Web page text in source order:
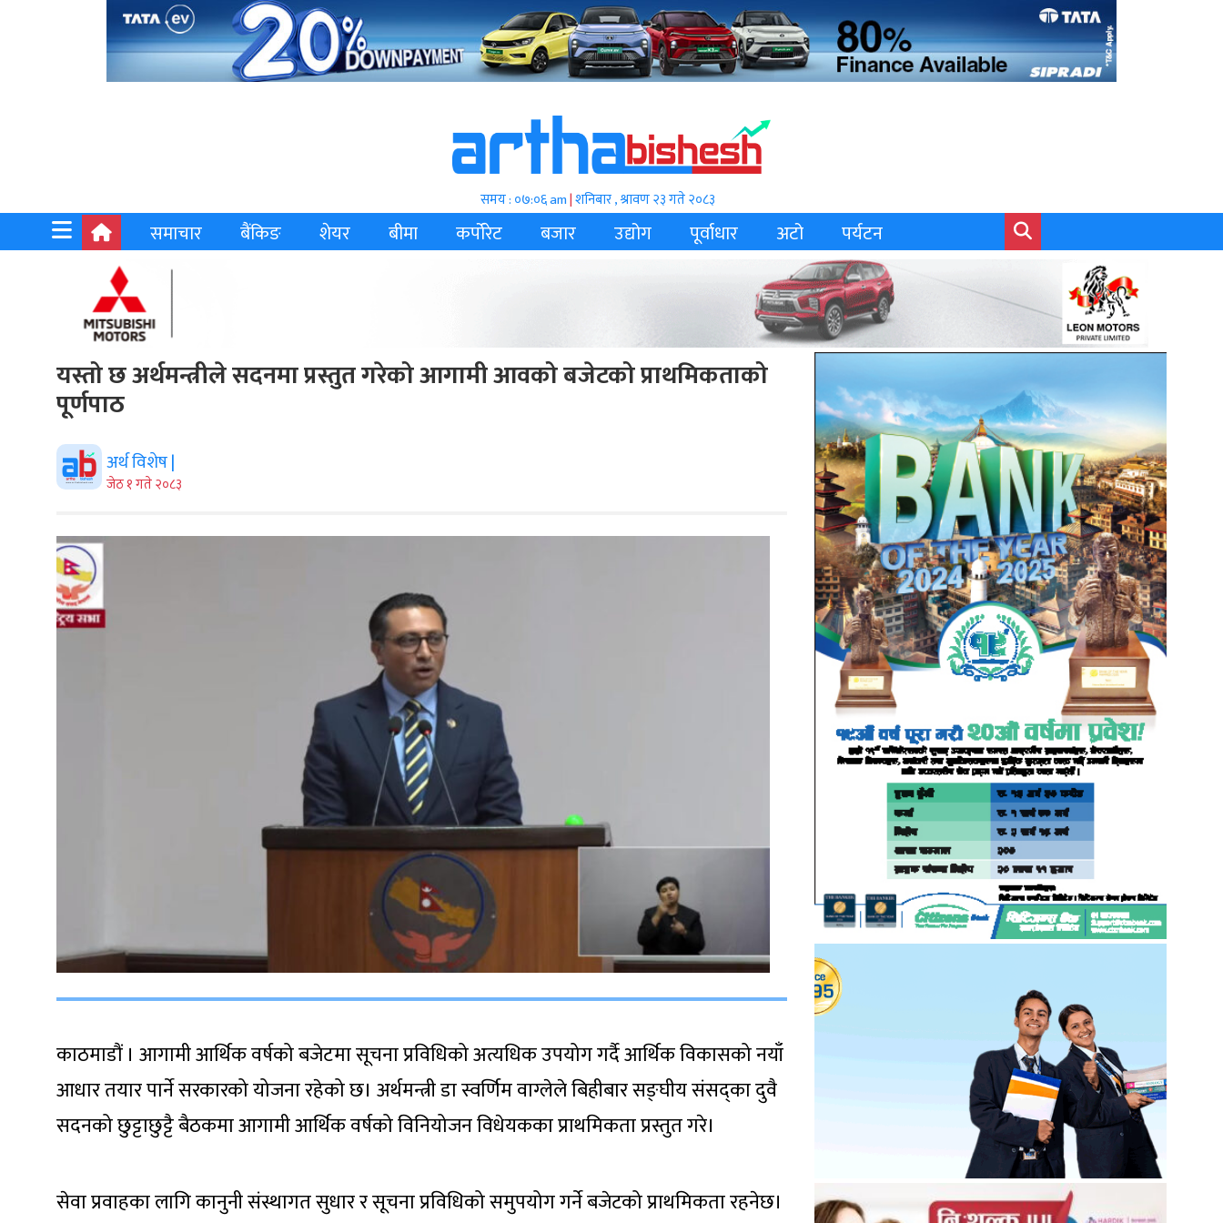
समय : ०७:०६ am|शनिबार , श्रावण २३ गते २०८३
समाचार बैंकिङ शेयर बीमा कर्पोरेट बजार उद्योग पूर्वाधार अटो पर्यटन
यस्तो छ अर्थमन्त्रीले सदनमा प्रस्तुत गरेको आगामी आवको बजेटको प्राथमिकताको
पूर्णपाठ
अर्थ विशेष |
जेठ १ गते २०८३
काठमाडौं । आगामी आर्थिक वर्षको बजेटमा सूचना प्रविधिको अत्यधिक उपयोग गर्दै आर्थिक विकासको नयाँ
आधार तयार पार्ने सरकारको योजना रहेको छ। अर्थमन्त्री डा स्वर्णिम वाग्लेले बिहीबार सङ्घीय संसद्का दुवै
सदनको छुट्टाछुट्टै बैठकमा आगामी आर्थिक वर्षको विनियोजन विधेयकका प्राथमिकता प्रस्तुत गरे।
सेवा प्रवाहका लागि कानुनी संस्थागत सुधार र सूचना प्रविधिको समुपयोग गर्ने बजेटको प्राथमिकता रहनेछ।